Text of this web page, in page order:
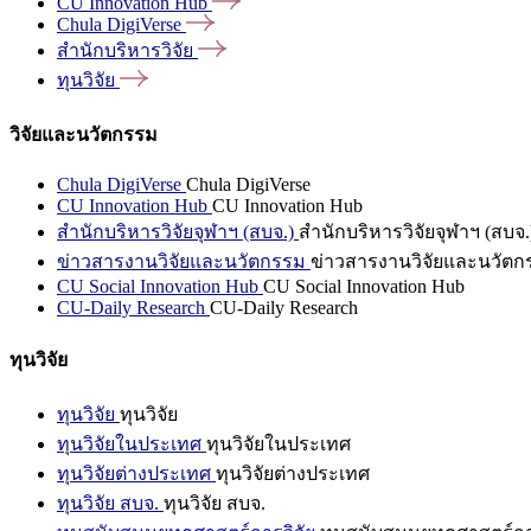
Chula DigiVerse
สำนักบริหารวิจัย
ทุนวิจัย
วิจัยและนวัตกรรม
Chula DigiVerse Chula DigiVerse
CU Innovation Hub CU Innovation Hub
สำนักบริหารวิจัยจุฬาฯ (สบจ.) สำนักบริหารวิจัยจุฬาฯ (สบจ
ข่าวสารงานวิจัยและนวัตกรรม ข่าวสารงานวิจัยและนวัตก
CU Social Innovation Hub CU Social Innovation Hub
CU-Daily Research CU-Daily Research
ทุนวิจัย
ทุนวิจัย ทุนวิจัย
ทุนวิจัยในประเทศ ทุนวิจัยในประเทศ
ทุนวิจัยต่างประเทศ ทุนวิจัยต่างประเทศ
ทุนวิจัย สบจ. ทุนวิจัย สบจ.